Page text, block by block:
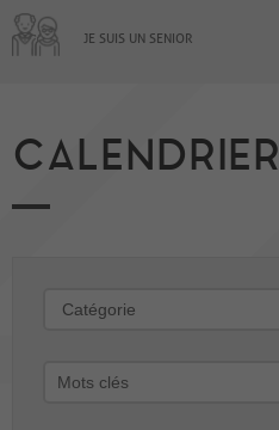
JE SUIS UN SENIOR
CALENDRIER